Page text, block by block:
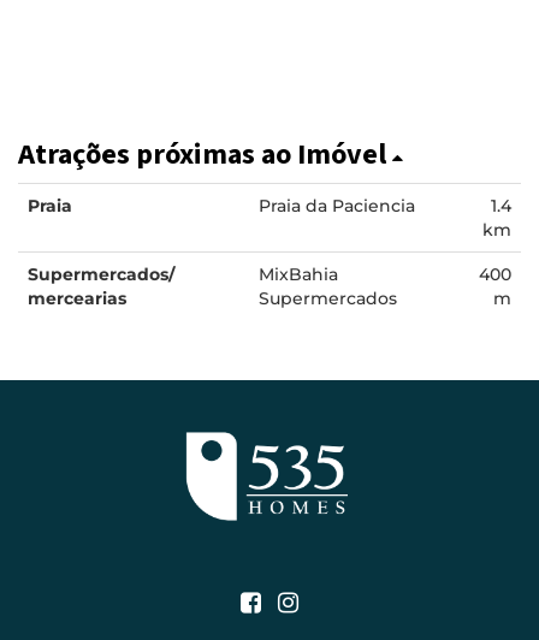
Atrações próximas ao Imóvel
Praia Praia da Paciencia
1.4
km
Supermercados/
mercearias
MixBahia
Supermercados
400
m